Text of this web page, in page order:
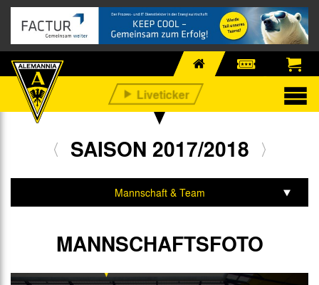
SAISON 2017/2018
Mannschaft & Team
Statistik
MANNSCHAFTSFOTO